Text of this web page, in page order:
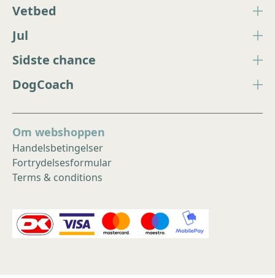
Vetbed
Jul
Sidste chance
DogCoach
Om webshoppen
Handelsbetingelser
Fortrydelsesformular
Terms & conditions